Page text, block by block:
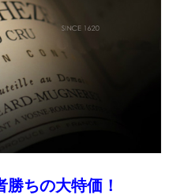
勝ちの大特価！